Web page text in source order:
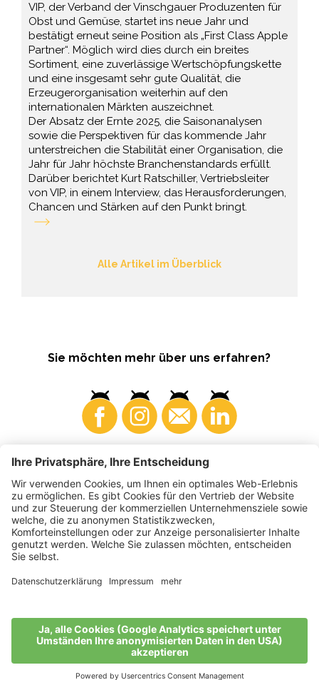
VIP, der Verband der Vinschgauer Produzenten für
Obst und Gemüse, startet ins neue Jahr und
bestätigt erneut seine Position als „First Class Apple
Partner“. Möglich wird dies durch ein breites
Sortiment, eine zuverlässige Wertschöpfungskette
und eine insgesamt sehr gute Qualität, die
Erzeugerorganisation weiterhin auf den
internationalen Märkten auszeichnet.
Der Absatz der Ernte 2025, die Saisonanalysen
sowie die Perspektiven für das kommende Jahr
unterstreichen die Stabilität einer Organisation, die
Jahr für Jahr höchste Branchenstandards erfüllt.
Darüber berichtet Kurt Ratschiller, Vertriebsleiter
von VIP, in einem Interview, das Herausforderungen,
Chancen und Stärken auf den Punkt bringt.
Alle Artikel im Überblick
Sie möchten mehr über uns erfahren?
Konsumenten Produzenten
2026
VI.P Gen. landw. Gesellschaft
Impressum • Cookie-Einstellungen Datenschutz
Barrierefreiheitserklärung•Sitemap
produced by